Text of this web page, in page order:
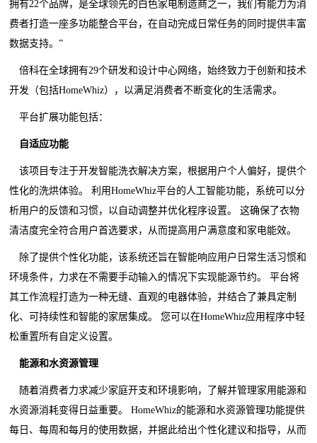
拥有22个品牌，是全球领先的白色家电制造商之一，我们有能力为消
费者打造一座多功能整合平台，在自动完成日常任务的同时提供丰富
数据支持。”
倍科在全球拥有29个研发和设计中心网络，始终致力于创新和技术
开发（包括HomeWhiz），以满足消费者不断变化的生活需求。
平台扩展功能包括：
自适应功能
该项目专注于开发智能洗衣解决方案，根据用户个人偏好，提供个
性化的洗烘体验。 利用HomeWhiz平台的人工智能功能，系统可以分
析用户的反馈和习惯，以自动调整并优化程序设置。 这确保了衣物
清洁度完全符合用户首选要求，从而提高用户满意度和家电能效。
除了提供个性化功能，该系统还旨在智能响应用户日常生活习惯和
环境条件，力求在不需要手动输入的情况下实现能源节约。 平台将
其工作流程打造为一种无缝、直观的电器体验，并结合了兼具定制
化、可持续性和智能的家居集成。 您可以在HomeWhiz应用程序中轻
松重置所有自定义设置。
能源和水资源管理
随着消费者力求减少家庭开支和环境影响，了解并管理家用能源和
水资源消耗变得日益重要。 HomeWhiz的能源和水资源管理功能提供
每日、每周和每月的使用数据，并据此给出个性化建议和指导，从而